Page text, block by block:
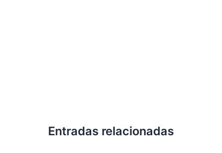
Entradas relacionadas